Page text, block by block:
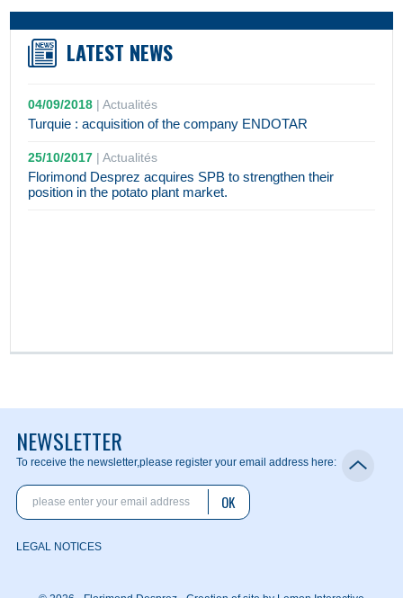
LATEST NEWS
04/09/2018 |Actualités
Turquie : acquisition of the company ENDOTAR
25/10/2017 |Actualités
Florimond Desprez acquires SPB to strengthen their
position in the potato plant market.
NEWSLETTER
To receive the newsletter,please register your email address here:
OK
LEGAL NOTICES